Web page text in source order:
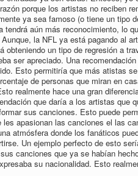
porque los artistas no reciben
ya sea famoso (o tiene un tipo
aún más reconocimiento, lo
la NFL ya está pagando al
obteniendo un tipo de regresión a
ser apreciado. Una
Esto permitiría que más atistas
de personas que miran en
realmente hace una gran
que daría a los artistas que
sus canciones. Esto puede
apasionan las canciones el las
atmósfera donde los fanáticos
Un ejemplo perfecto de esto
canciones que ya se habían
su nacionalidad. Esto